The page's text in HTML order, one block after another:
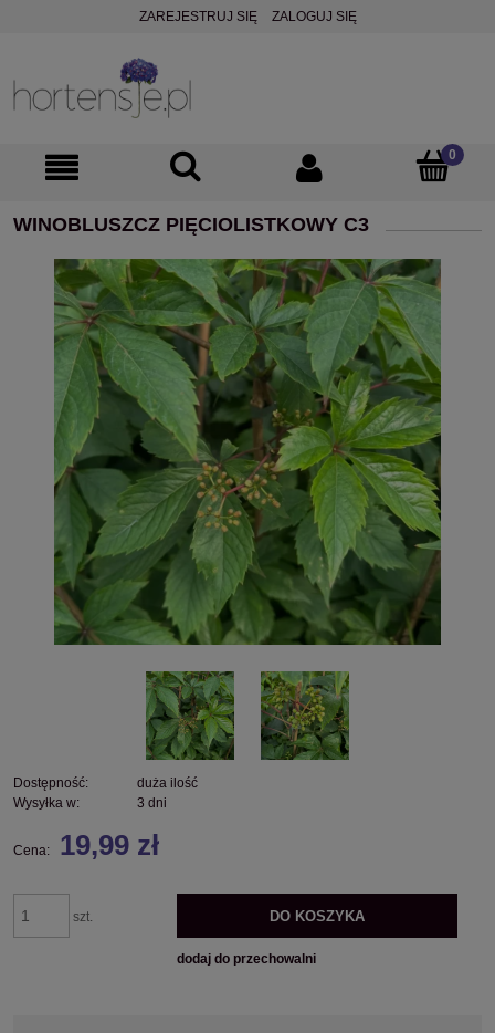
ZAREJESTRUJ SIĘ ZALOGUJ SIĘ
WINOBLUSZCZ PIĘCIOLISTKOWY C3
Dostępność:
duża ilość
Wysyłka w:
3 dni
Cena: 19,99 zł
szt. DO KOSZYKA
dodaj do przechowalni